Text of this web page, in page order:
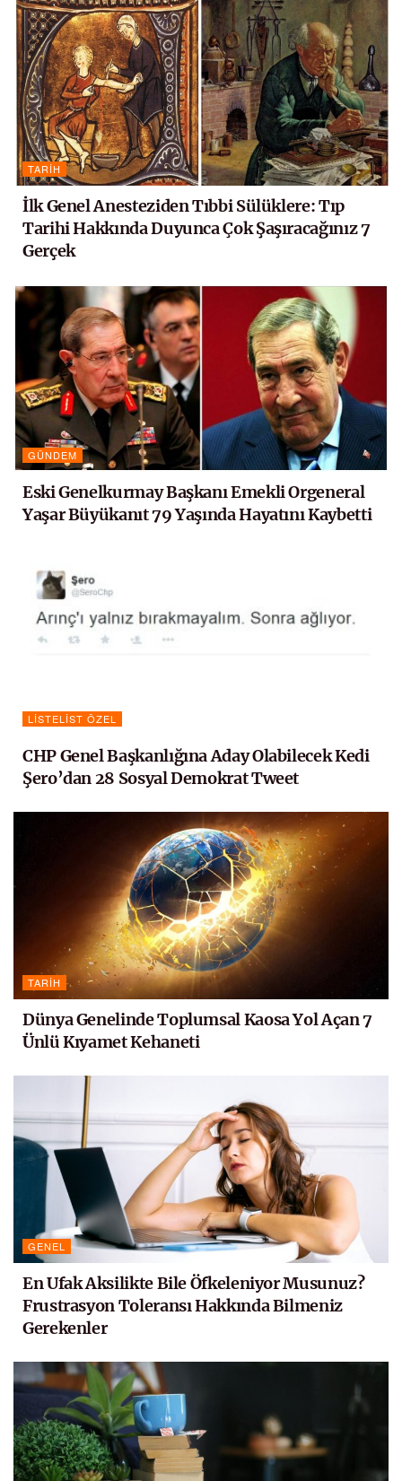
TARIH
İlk Genel Anesteziden Tıbbi Sülüklere: Tıp
Tarihi Hakkında Duyunca Çok Şaşıracağınız 7
Gerçek
GÜNDEM
Eski Genelkurmay Başkanı Emekli Orgeneral
Yaşar Büyükanıt 79 Yaşında Hayatını Kaybetti
LISTELIST ÖZEL
CHP Genel Başkanlığına Aday Olabilecek Kedi
Şero’dan 28 Sosyal Demokrat Tweet
TARIH
Dünya Genelinde Toplumsal Kaosa Yol Açan 7
Ünlü Kıyamet Kehaneti
GENEL
En Ufak Aksilikte Bile Öfkeleniyor Musunuz?
Frustrasyon Toleransı Hakkında Bilmeniz
Gerekenler